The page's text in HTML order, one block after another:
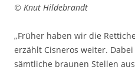
© Knut Hildebrandt
„Früher haben wir die
erzählt Cisneros weiter.
sämtliche braunen Stellen